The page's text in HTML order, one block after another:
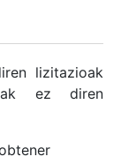
lizitazioak
ez diren